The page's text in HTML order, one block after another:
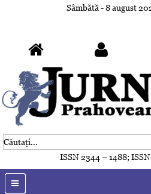
Sâmbătă - 8 august
ISSN 2344 – 1488;